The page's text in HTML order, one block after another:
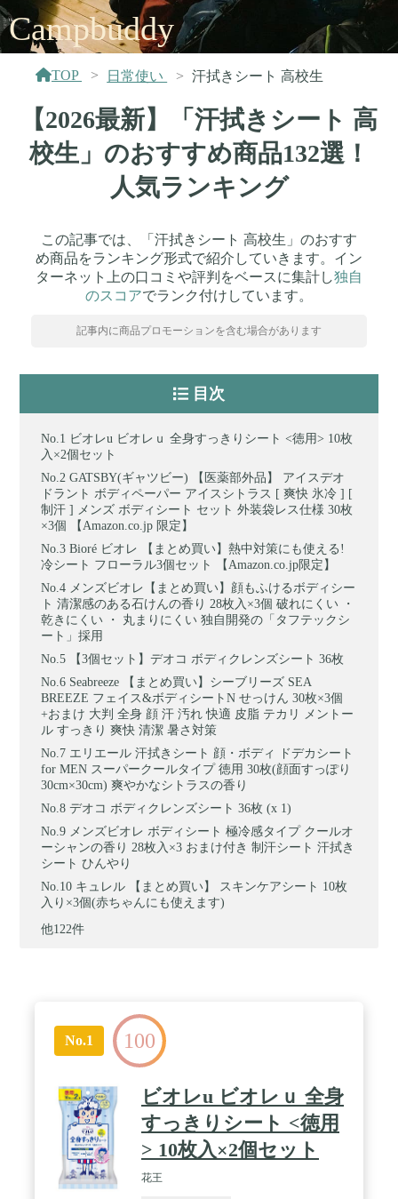
Campbuddy
TOP 日常使い 汗拭きシート 高校生
【2026最新】「汗拭きシート 高
校生」のおすすめ商品132選！
人気ランキング
この記事では、「汗拭きシート 高校生」のおすす
め商品をランキング形式で紹介していきます。イン
ターネット上の口コミや評判をベースに集計し独自
のスコアでランク付けしています。
記事内に商品プロモーションを含む場合があります
目次
ビオレu ビオレｕ 全身すっきりシート <徳用> 10枚
入×2個セット
GATSBY(ギャツビー) 【医薬部外品】 アイスデオ
ドラント ボディペーパー アイスシトラス [ 爽快 氷冷 ] [
制汗 ] メンズ ボディシート セット 外装袋レス仕様 30枚
×3個 【Amazon.co.jp 限定】
Bioré ビオレ 【まとめ買い】熱中対策にも使える!
冷シート フローラル3個セット 【Amazon.co.jp限定】
メンズビオレ【まとめ買い】顔もふけるボディシー
ト 清潔感のある石けんの香り 28枚入×3個 破れにくい ・
乾きにくい ・ 丸まりにくい 独自開発の「タフテックシ
ート」採用
【3個セット】デオコ ボディクレンズシート 36枚
Seabreeze 【まとめ買い】シーブリーズ SEA
BREEZE フェイス&ボディシートN せっけん 30枚×3個
+おまけ 大判 全身 顔 汗 汚れ 快適 皮脂 テカリ メントー
ル すっきり 爽快 清潔 暑さ対策
エリエール 汗拭きシート 顔・ボディ ドデカシート
for MEN スーパークールタイプ 徳用 30枚(顔面すっぽり
30cm×30cm) 爽やかなシトラスの香り
デオコ ボディクレンズシート 36枚 (x 1)
メンズビオレ ボディシート 極冷感タイプ クールオ
ーシャンの香り 28枚入×3 おまけ付き 制汗シート 汗拭き
シート ひんやり
キュレル 【まとめ買い】 スキンケアシート 10枚
入り×3個(赤ちゃんにも使えます)
他122件
No.1 100
ビオレu ビオレｕ 全身
すっきりシート <徳用
> 10枚入×2個セット
花王